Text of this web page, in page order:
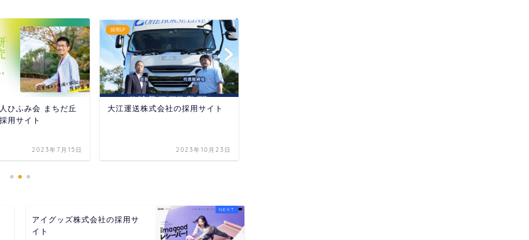
ひふみ会 まちだ丘
用サイト
2023年7月15日
採用LP
大江運送株式会社の採用サイト
2023年10月23日
アイグッズ株式会社の採用サ
イト